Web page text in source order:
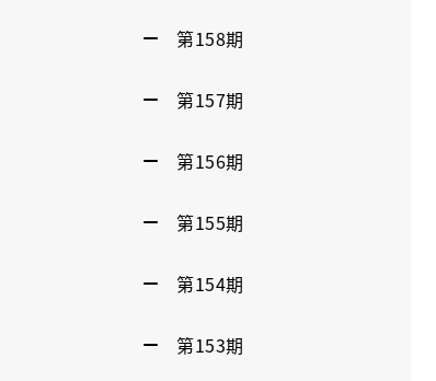
第158期
第157期
第156期
第155期
第154期
第153期